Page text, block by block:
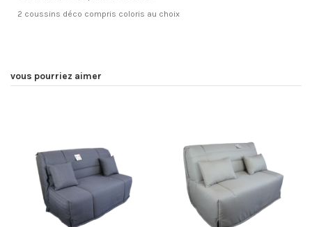
2 coussins déco compris coloris au choix
vous pourriez aimer